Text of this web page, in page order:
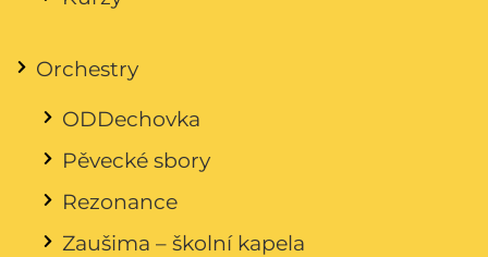
Orchestry
ODDechovka
Pěvecké sbory
Rezonance
Zaušima – školní kapela